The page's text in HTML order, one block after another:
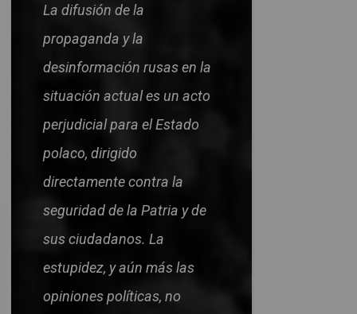
La difusión de la
propaganda y la
desinformación rusas en la
situación actual es un acto
perjudicial para el Estado
polaco, dirigido
directamente contra la
seguridad de la Patria y de
sus ciudadanos. La
estupidez, y aún más las
opiniones políticas, no